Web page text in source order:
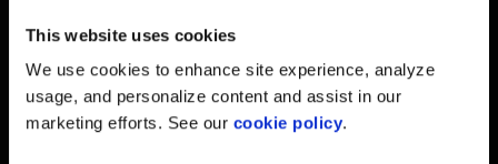
This website uses cookies
We use cookies to enhance site experience, analyze
usage, and personalize content and assist in our
marketing efforts. See our cookie policy.